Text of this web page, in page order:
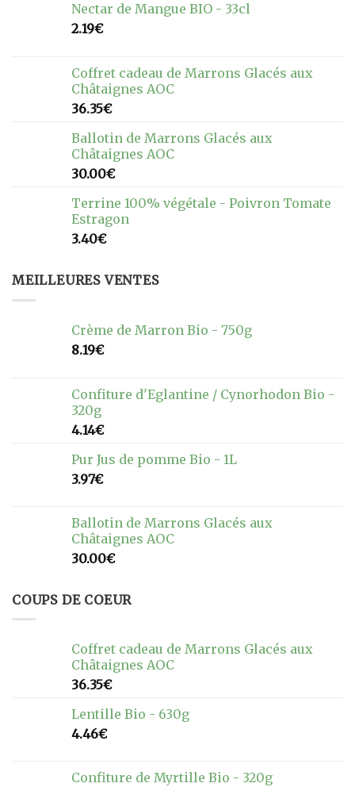
Nectar de Mangue BIO - 33cl
2.19€
Coffret cadeau de Marrons Glacés aux
Châtaignes AOC
36.35€
Ballotin de Marrons Glacés aux
Châtaignes AOC
30.00€
Terrine 100% végétale - Poivron Tomate
Estragon
3.40€
MEILLEURES VENTES
Crème de Marron Bio - 750g
8.19€
Confiture d'Eglantine / Cynorhodon Bio -
320g
4.14€
Pur Jus de pomme Bio - 1L
3.97€
Ballotin de Marrons Glacés aux
Châtaignes AOC
30.00€
COUPS DE COEUR
Coffret cadeau de Marrons Glacés aux
Châtaignes AOC
36.35€
Lentille Bio - 630g
4.46€
Confiture de Myrtille Bio - 320g